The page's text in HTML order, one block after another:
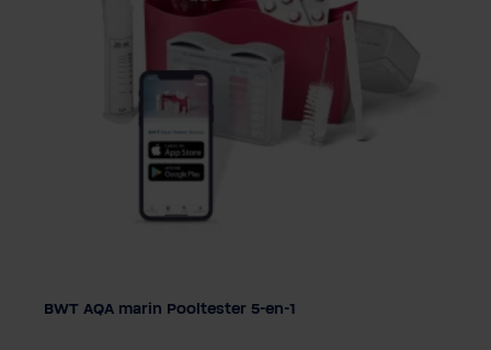
BWT AQA marin Pooltester 5-en-1